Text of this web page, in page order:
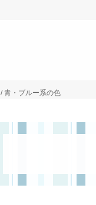
/青・ブルー系の色